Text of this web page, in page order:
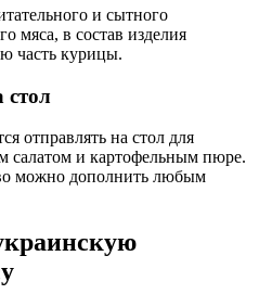
и сытного
мяса, в состав изделия
часть курицы.
стол
отправлять на стол для
салатом и картофельным пюре.
можно дополнить любым